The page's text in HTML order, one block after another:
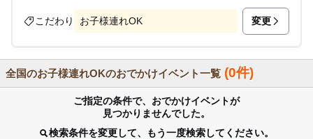
こだわり お子様連れOK 変更
全国のお子様連れOKのおでかけイベント一覧 (0件)
ご指定の条件で、おでかけイベントが
見つかりませんでした。
検索条件を変更して、もう一度検索してください。